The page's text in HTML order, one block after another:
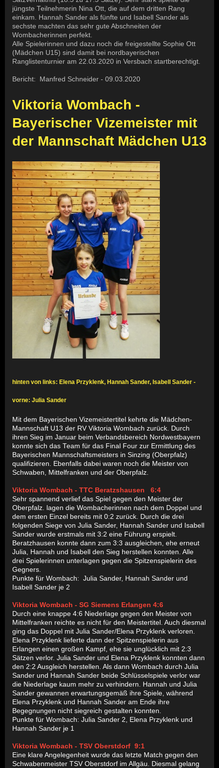
jüngste Teilnehmerin Nina Ott, die auf dem dritten Rang
einkam. Hannah Sander als fünfte und Isabell Sander als
sechste machten das sehr gute Abschneiten der
Wombacherinnen perfekt.
Alle Spielerinnen und dazu noch die freigestellte Sophie Ott
(Mädchen U15) sind damit bei nordbayerischen
Ranglistenturnier am 22.03.2020 in Versbach startberechtigt.
Bericht: Manfred Schneider - 09.03.2020
Viktoria Wombach -
Bayerischer Vizemeister mit
der Mannschaft Mädchen U13
hinten von links: Elena Przyklenk, Hannah Sander, Isabell Sander -
vorne: Julia Sander
Mit dem Bayerischen Vizemeistertitel kehrte die Mädchen-
Mannschaft U13 der RV Viktoria Wombach zurück. Durch
ihren Sieg im Januar beim Verbandsbereich Nordwestbayern
konnte sich das Team für das Final Four zur Ermittlung des
Bayerischen Mannschaftsmeisters in Sinzing (Oberpfalz)
qualifizieren. Ebenfalls dabei waren noch die Meister von
Schwaben, Mittelfranken und der Oberpfalz.
Viktoria Wombach - TTC Beratzshausen 6:4
Sehr spannend verlief das Spiel gegen den Meister der
Oberpfalz. lagen die Wombacherinnen nach dem Doppel und
dem ersten Einzel bereits mit 0:2 zurück. Durch die drei
folgenden Siege von Julia Sander, Hannah Sander und Isabell
Sander wurde erstmals mit 3:2 eine Führung erspielt.
Beratzhausen konnte dann zum 3:3 ausgleichen, ehe erneut
Julia, Hannah und Isabell den Sieg herstellen konnten. Alle
drei Spielerinnen unterlagen gegen die Spitzenspielerin des
Gegners.
Punkte für Wombach: Julia Sander, Hannah Sander und
Isabell Sander je 2
Viktoria Wombach - SG Siemens Erlangen 4:6
Durch eine knappe 4:6 Niederlage gegen den Meister von
Mittelfranken reichte es nicht für den Meistertitel. Auch diesmal
ging das Doppel mit Julia Sander/Elena Przyklenk verloren.
Elena Przyklenk lieferte dann der Spitzenspielerin aus
Erlangen einen großen Kampf, ehe sie unglücklich mit 2:3
Sätzen verlor. Julia Sander und Elena Przyklenk konnten dann
den 2:2 Ausgleich herstellen. Als dann Wombach durch Julia
Sander und Hannah Sander beide Schlüsselspiele verlor war
die Niederlage kaum mehr zu verhindern. Hannah und Julia
Sander gewannen erwartungsgemäß ihre Spiele, während
Elena Przyklenk und Hannah Sander am Ende ihre
Begegnungen nicht siegreich gestalten konnten.
Punkte für Wombach: Julia Sander 2, Elena Przyklenk und
Hannah Sander je 1
Viktoria Wombach - TSV Oberstdorf 9:1
Eine klare Angelegenheit wurde das letzte Match gegen den
Schwabenmeister TSV Oberstdorf im Allgäu. Diesmal gelang